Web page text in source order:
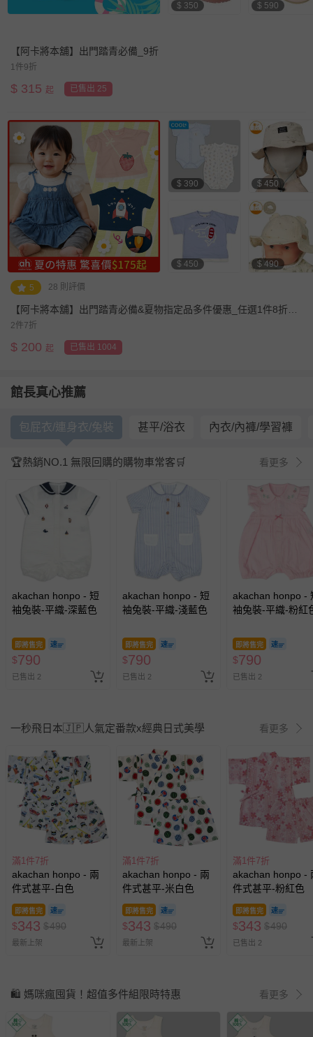
$ 350 $ 590
【阿卡將本舖】出門踏青必備_9折
1件9折
$ 315 起 已售出 25
$ 390
$ 450
$ 450
$ 490
5 28 則評價
【阿卡將本舖】出門踏青必備&夏物指定品多件優惠_任選1件8折、
2件(含)以上7折
2件7折
$ 200 起 已售出 1004
館長真心推薦
包屁衣/連身衣/兔裝 甚平/浴衣 內衣/內褲/學習褲
🏆熱銷NO.1 無限回購的購物車常客🛒 看更多
akachan honpo - 短
袖兔裝-平織-深藍色
即將售完
$790
已售出 2
akachan honpo - 短
袖兔裝-平織-淺藍色
即將售完
$790
已售出 2
akachan honpo -
袖兔裝-平織-粉紅
即將售完
$790
已售出 2
一秒飛日本🇯🇵人氣定番款x經典日式美學 看更多
滿1件7折
akachan honpo - 兩
件式甚平-白色
即將售完
$343 $490
最新上架
滿1件7折
akachan honpo - 兩
件式甚平-米白色
即將售完
$343 $490
最新上架
滿1件7折
akachan honpo -
件式甚平-粉紅色
即將售完
$343 $490
已售出 2
🛍️ 媽咪瘋囤貨！超值多件組限時特惠 看更多